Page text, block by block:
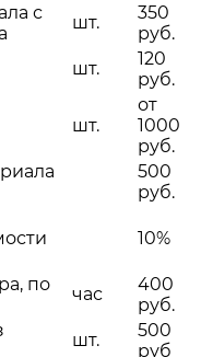
с
шт.
350
руб.
шт.
120
руб.
шт.
от
1000
руб.
500
руб.
10%
по
час
400
руб.
шт.
500
руб